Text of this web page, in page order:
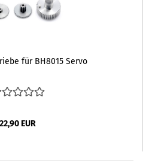
für BH8015 Servo
22,90 EUR